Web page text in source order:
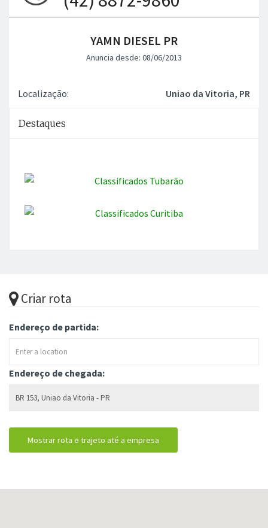
YAMN DIESEL PR
Anuncia desde: 08/06/2013
Localização: Uniao da Vitoria, PR
Destaques
Criar rota
Endereço de partida:
Endereço de chegada: